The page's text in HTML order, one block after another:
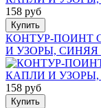
158 руб
Купить
КОНТУР-ПОИНТ
И УЗОРЫ,
158 руб
Купить